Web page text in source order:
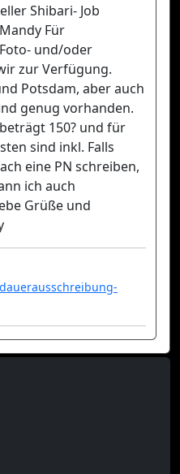
Shibari- Job
Für
und/oder
zur Verfügung.
Potsdam, aber auch
genug vorhanden.
150? und für
sind inkl. Falls
eine PN schreiben,
ich auch
Grüße und